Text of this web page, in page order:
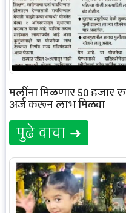
मुलींना मिळणार 50 हजार
अर्ज करून लाभ मिळवा
पुढे वाचा ➜